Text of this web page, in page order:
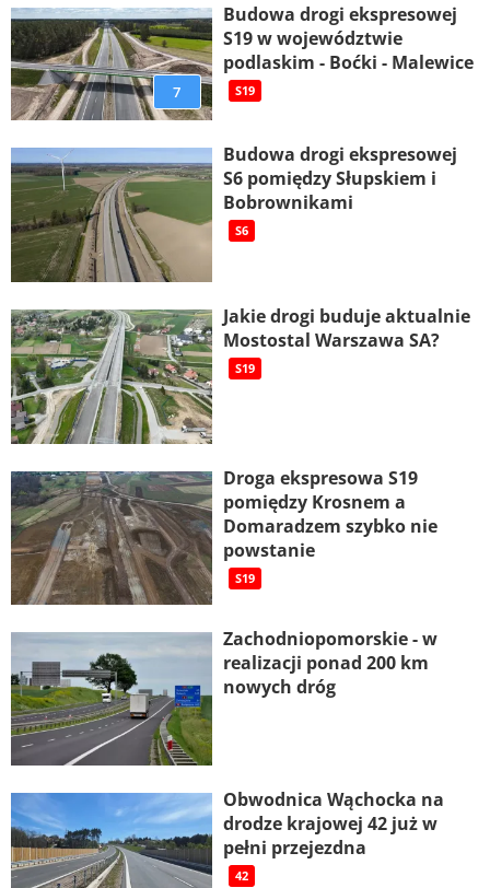
7
Budowa drogi ekspresowej
S19 w województwie
podlaskim - Boćki - Malewice
S19
Budowa drogi ekspresowej
S6 pomiędzy Słupskiem i
Bobrownikami
S6
Jakie drogi buduje aktualnie
Mostostal Warszawa SA?
S19
Droga ekspresowa S19
pomiędzy Krosnem a
Domaradzem szybko nie
powstanie
S19
Zachodniopomorskie - w
realizacji ponad 200 km
nowych dróg
Obwodnica Wąchocka na
drodze krajowej 42 już w
pełni przejezdna
42